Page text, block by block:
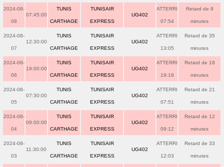
2024-08-
08
07:45:00
TUNIS
CARTHAGE
TUNISAIR
EXPRESS
UG402
ATTERRI
07:54
Retard de 9
minutes
2024-08-
07
12:30:00
TUNIS
CARTHAGE
TUNISAIR
EXPRESS
UG402
ATTERRI
13:05
Retard de 35
minutes
2024-08-
06
19:00:00
TUNIS
CARTHAGE
TUNISAIR
EXPRESS
UG402
ATTERRI
19:18
Retard de 18
minutes
2024-08-
05
07:30:00
TUNIS
CARTHAGE
TUNISAIR
EXPRESS
UG402
ATTERRI
07:51
Retard de 21
minutes
2024-08-
04
09:00:00
TUNIS
CARTHAGE
TUNISAIR
EXPRESS
UG402
ATTERRI
09:12
Retard de 12
minutes
2024-08-
03
11:30:00
TUNIS
CARTHAGE
TUNISAIR
EXPRESS
UG402
ATTERRI
12:03
Retard de 33
minutes